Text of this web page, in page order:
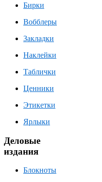
Бирки
Вобблеры
Закладки
Наклейки
Таблички
Ценники
Этикетки
Ярлыки
Деловые
издания
Блокноты